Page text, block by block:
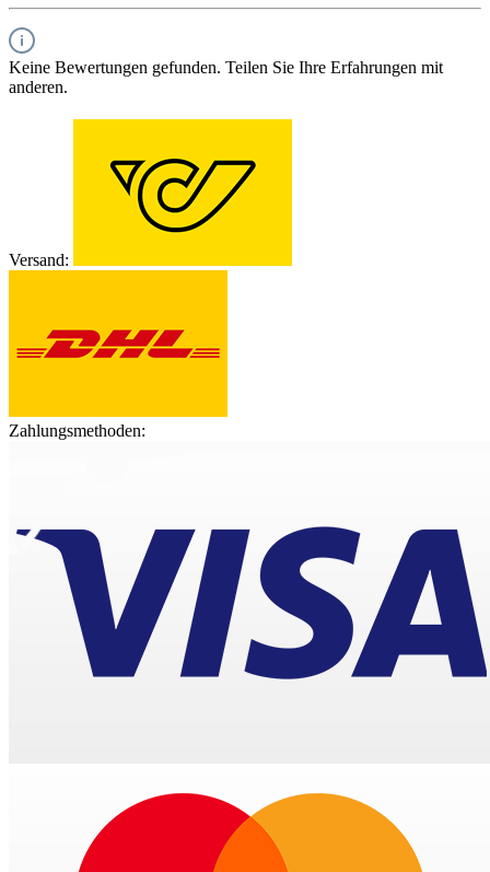
Keine Bewertungen gefunden. Teilen Sie Ihre Erfahrungen mit
anderen.
Versand:
Zahlungsmethoden: